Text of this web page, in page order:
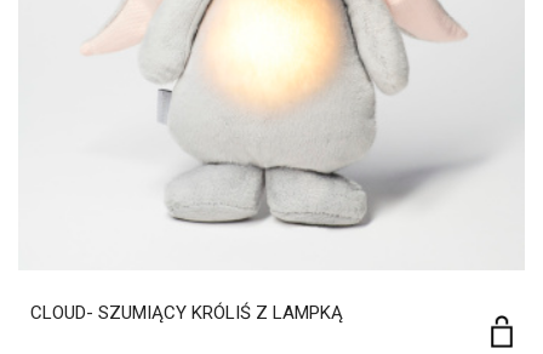
CLOUD- SZUMIĄCY KRÓLIŚ Z LAMPKĄ